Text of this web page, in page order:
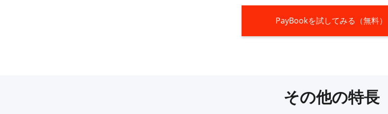
PayBookを試してみる（無料）
その他の特長